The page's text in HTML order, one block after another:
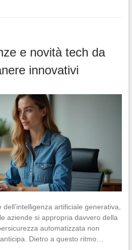
e novità tech da
innovativi
artificiale generativa,
aziende si appropria davvero della
automatizzata non
Dietro a questo ritmo…